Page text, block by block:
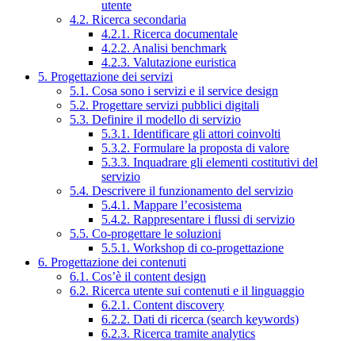
utente
4.2. Ricerca secondaria
4.2.1. Ricerca documentale
4.2.2. Analisi benchmark
4.2.3. Valutazione euristica
5. Progettazione dei servizi
5.1. Cosa sono i servizi e il service design
5.2. Progettare servizi pubblici digitali
5.3. Definire il modello di servizio
5.3.1. Identificare gli attori coinvolti
5.3.2. Formulare la proposta di valore
5.3.3. Inquadrare gli elementi costitutivi del
servizio
5.4. Descrivere il funzionamento del servizio
5.4.1. Mappare l’ecosistema
5.4.2. Rappresentare i flussi di servizio
5.5. Co-progettare le soluzioni
5.5.1. Workshop di co-progettazione
6. Progettazione dei contenuti
6.1. Cos’è il content design
6.2. Ricerca utente sui contenuti e il linguaggio
6.2.1. Content discovery
6.2.2. Dati di ricerca (search keywords)
6.2.3. Ricerca tramite analytics